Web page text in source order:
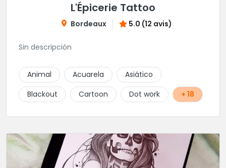
L'Épicerie Tattoo
Bordeaux 5.0 (12 avis)
Sin descripción
Animal Acuarela
Asiático
Blackout
Cartoon Dot work + 18